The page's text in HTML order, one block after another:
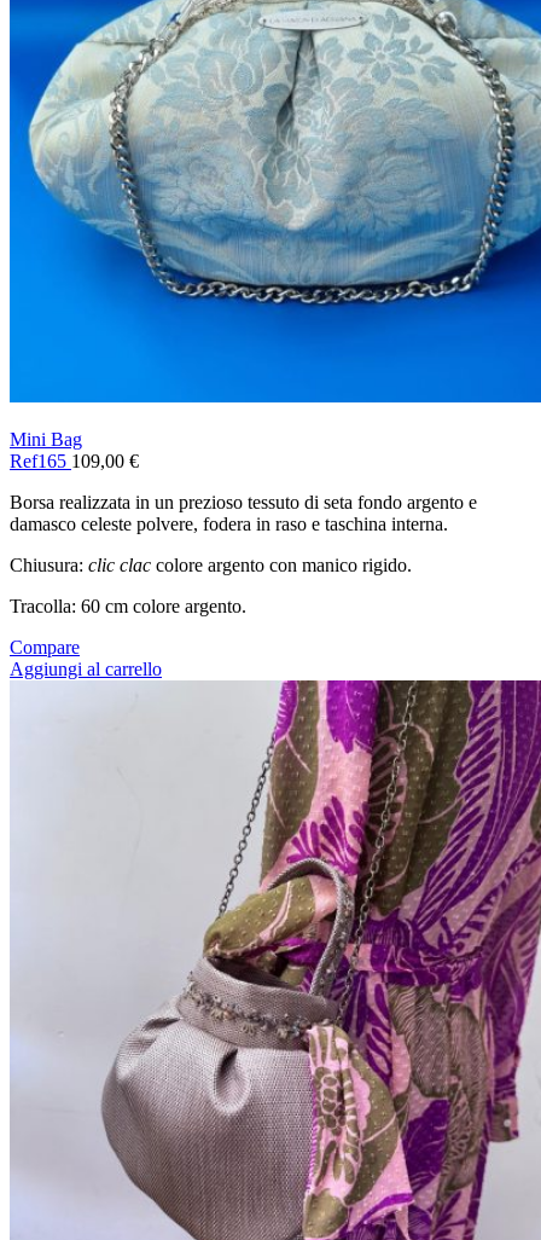
Mini Bag
Ref165 109,00 €
Borsa realizzata in un prezioso tessuto di seta fondo argento e
damasco celeste polvere, fodera in raso e taschina interna.
Chiusura: clic clac colore argento con manico rigido.
Tracolla: 60 cm colore argento.
Compare
Aggiungi al carrello